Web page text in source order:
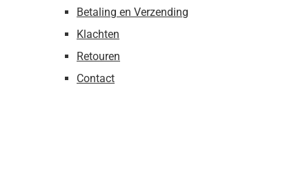
Betaling en Verzending
Klachten
Retouren
Contact